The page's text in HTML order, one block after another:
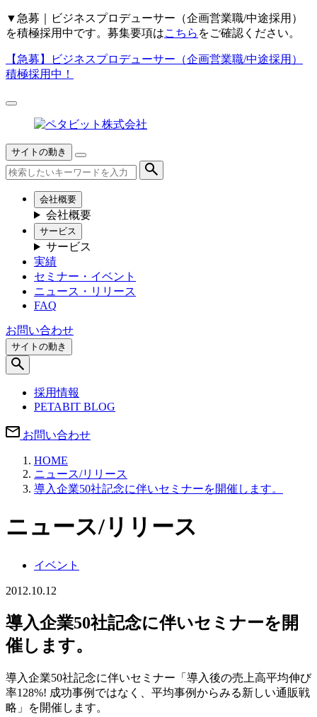
▼ 急募｜ビジネスプロデューサー（企画営業職/中途採用）
を積極採用中です。募集要項はこちら をご確認ください。
【急募】
ビジネスプロデューサー（企画営業職/中途採用）
積極採用中！
サイトの動き
会社概要
会社概要
サービス
サービス
実績
セミナー・イベント
ニュース・リリース
FAQ
お問い合わせ
サイトの動き
採用情報
PETABIT BLOG
お問い合わせ
HOME
ニュース/リリース
導入企業50社記念に伴いセミナーを開催します。
ニュース/リリース
イベント
2012.10.12
導入企業50社記念に伴いセミナーを開
催します。
導入企業50社記念に伴いセミナー「導入後の売上高平均伸び
率128%! 成功事例ではなく、平均事例からみる新しい通販戦
略」を開催します。